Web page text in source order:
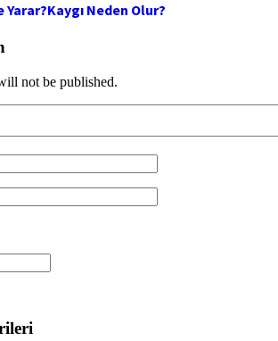
Yarar?Kaygı Neden Olur?
not be published.